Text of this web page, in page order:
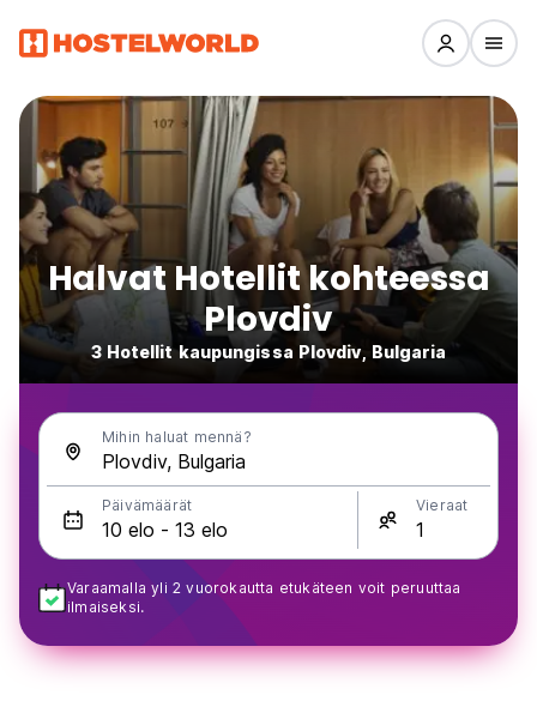
Halvat Hotellit kohteessa
Plovdiv
3 Hotellit kaupungissa Plovdiv, Bulgaria
Mihin haluat mennä?
Päivämäärät Vieraat
Varaamalla yli 2 vuorokautta etukäteen voit peruuttaa
ilmaiseksi.